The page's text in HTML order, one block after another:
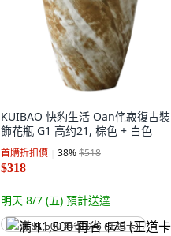
KUIBAO 快豹生活 Oan侘寂復古裝
飾花瓶 G1 高约21, 棕色 + 白色
首購折扣價 38%$518
$318
明天 8/7 (五) 預計送達
满 $1,500 再省 $75 (王道卡)